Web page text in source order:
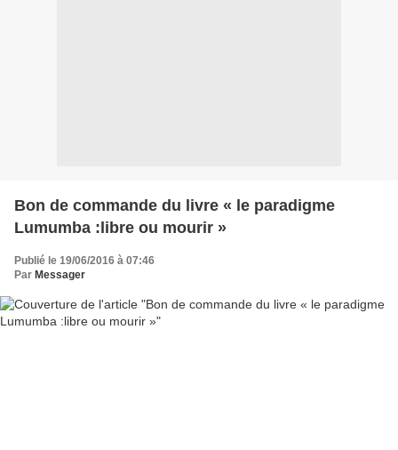
Bon de commande du livre « le paradigme
Lumumba :libre ou mourir »
Publié le 19/06/2016 à 07:46
Par Messager